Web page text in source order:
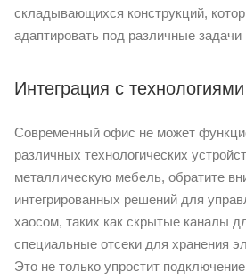
складывающихся конструкций,
адаптировать под различные задачи
Интеграция с технологиями
Современный офис не может
различных технологических
металлическую мебель, обратите
интегрированных решений для
хаосом, таких как скрытые каналы
специальные отсеки для хранения
Это не только упростит